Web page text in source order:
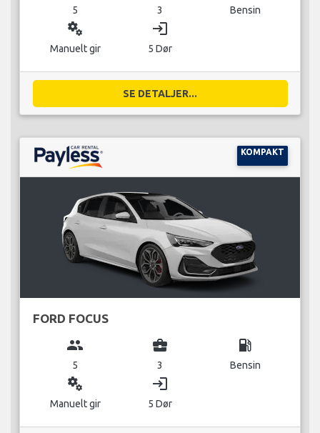
5 3 Bensin
miscellaneous_services
Manuelt gir
login
5 Dør
SE DETALJER...
KOMPAKT
FORD FOCUS
group
5
business_center
3
local_gas_station
Bensin
miscellaneous_services
Manuelt gir
login
5 Dør